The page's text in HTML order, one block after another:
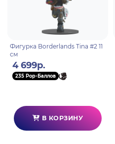
Фигурка Borderlands Tina #2 11
см
4 699р.
235 Pop-Баллов
В КОРЗИНУ